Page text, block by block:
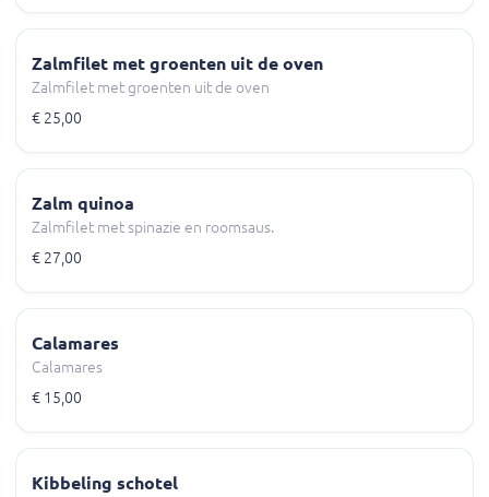
Zalmfilet met groenten uit de oven
Zalmfilet met groenten uit de oven
€ 25,00
Zalm quinoa
Zalmfilet met spinazie en roomsaus.
€ 27,00
Calamares
Calamares
€ 15,00
Kibbeling schotel